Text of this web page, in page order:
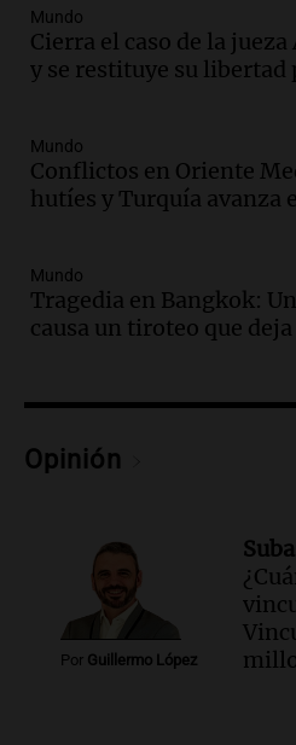
Audio.
de julio será menor
en CABA
Audio. Altas
cabra que llevaba
un precipicio
Episodios
Audio.Chile
conectividad
Episodios
Audio.
qué crece el
Episodios
Audio.
Investigan
la cooperativa
María
Mundo
Cierra el caso de la
y se restituye su libertad
Mundo
Conflictos en Oriente
hutíes y Turquía avanza
Mundo
Tragedia en Bangkok:
causa un tiroteo que
Opinión
Por Guillermo López